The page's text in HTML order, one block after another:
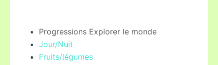
Progressions Explorer le monde
Jour/Nuit
Fruits/légumes